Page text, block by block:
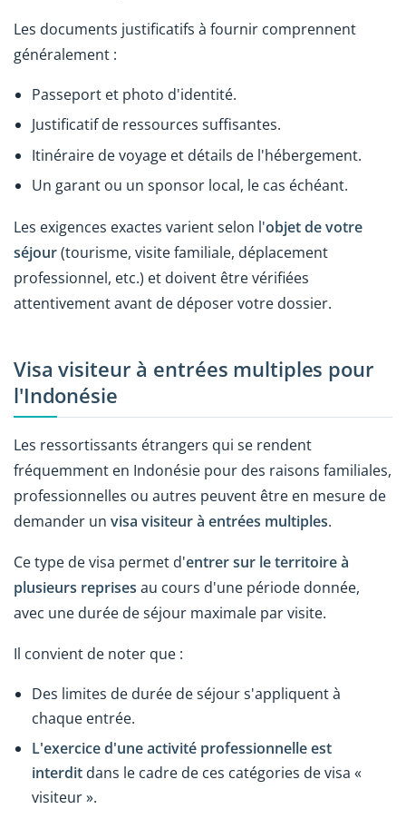
Les documents justificatifs à fournir comprennent
généralement :
Passeport et photo d'identité.
Justificatif de ressources suffisantes.
Itinéraire de voyage et détails de l'hébergement.
Un garant ou un sponsor local, le cas échéant.
Les exigences exactes varient selon l'objet de votre
séjour(tourisme, visite familiale, déplacement
professionnel, etc.) et doivent être vérifiées
attentivement avant de déposer votre dossier.
Visa visiteur à entrées multiples pour
l'Indonésie
Les ressortissants étrangers qui se rendent
fréquemment en Indonésie pour des raisons familiales,
professionnelles ou autres peuvent être en mesure de
demander un visa visiteur à entrées multiples.
Ce type de visa permet d'entrer sur le territoire à
plusieurs reprises au cours d'une période donnée,
avec une durée de séjour maximale par visite.
Il convient de noter que :
Des limites de durée de séjour s'appliquent à
chaque entrée.
L'exercice d'une activité professionnelle est
interdit dans le cadre de ces catégories de visa «
visiteur ».